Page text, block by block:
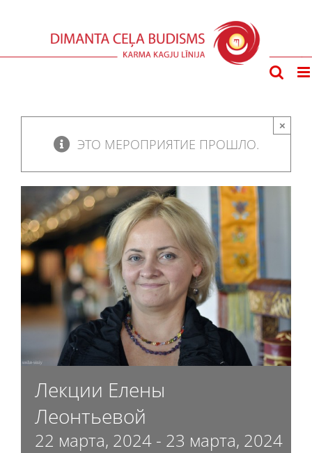
ЭТО МЕРОПРИЯТИЕ ПРОШЛО.
×
Лекции Елены
Леонтьевой
22 марта, 2024 - 23 марта, 2024